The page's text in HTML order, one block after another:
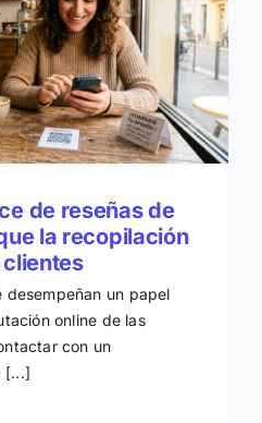
de reseñas de
la recopilación
desempeñan un papel
online de las
con un
[...]